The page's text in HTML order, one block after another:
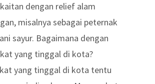
dengan relief alam
misalnya sebagai peternak
sayur. Bagaimana dengan
yang tinggal di kota?
yang tinggal di kota tentu